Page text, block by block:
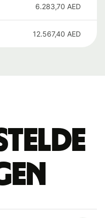
6.283,70 AED
12.567,40 AED